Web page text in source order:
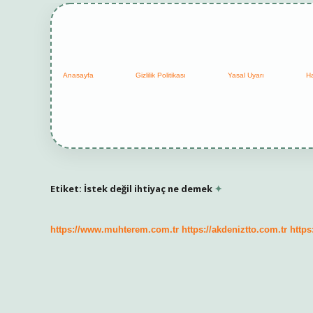
Anasayfa Gizlilik Politikası Yasal Uyarı
Etiket: İstek değil ihtiyaç ne demek
https://www.muhterem.com.tr https://akdeniztto.com.tr